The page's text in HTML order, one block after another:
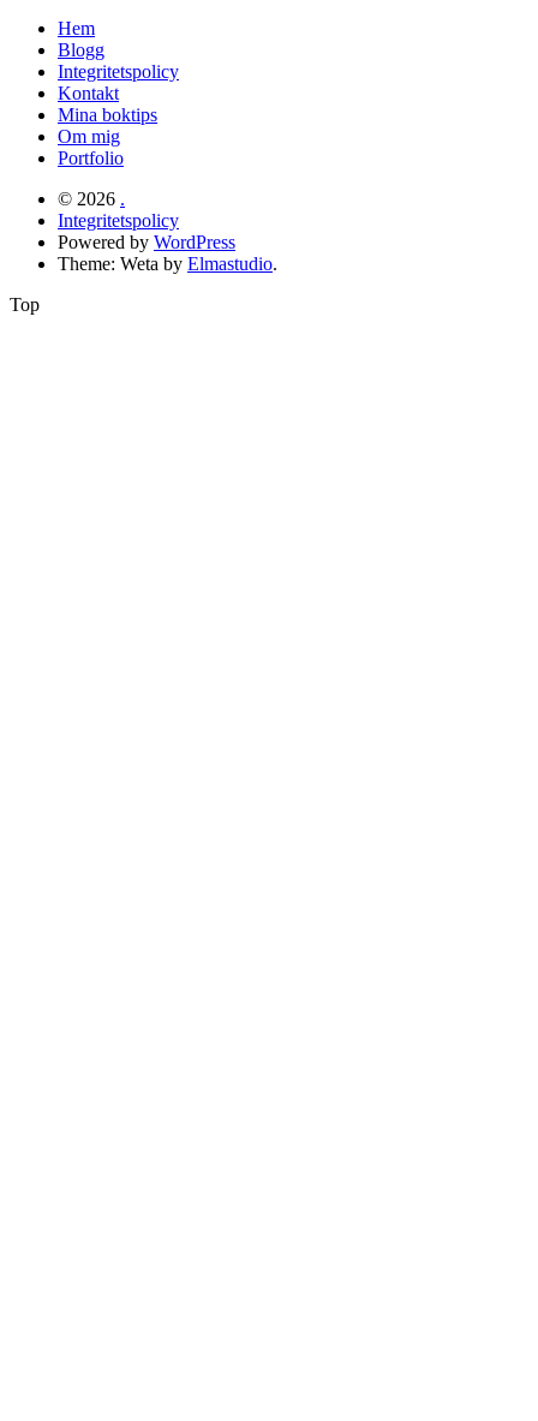
Hem
Blogg
Integritetspolicy
Kontakt
Mina boktips
Om mig
Portfolio
© 2026 .
Integritetspolicy
Powered by WordPress
Theme: Weta by Elmastudio.
Top